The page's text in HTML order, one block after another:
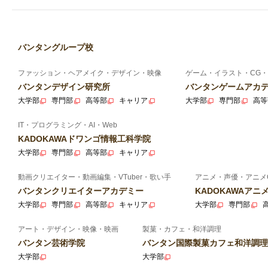
バンタングループ校
ファッション・ヘアメイク・デザイン・映像
バンタンデザイン研究所
大学部 専門部 高等部 キャリア
ゲーム・イラスト・CG
バンタンゲームアカ
大学部 専門部 高
IT・プログラミング・AI・Web
KADOKAWAドワンゴ情報工科学院
大学部 専門部 高等部 キャリア
動画クリエイター・動画編集・VTuber・歌い手
バンタンクリエイターアカデミー
大学部 専門部 高等部 キャリア
アニメ・声優・アニ
KADOKAWAアニ
大学部 専門部
アート・デザイン・映像・映画
バンタン芸術学院
大学部
製菓・カフェ・和洋調理
バンタン国際製菓カフェ和洋調
大学部